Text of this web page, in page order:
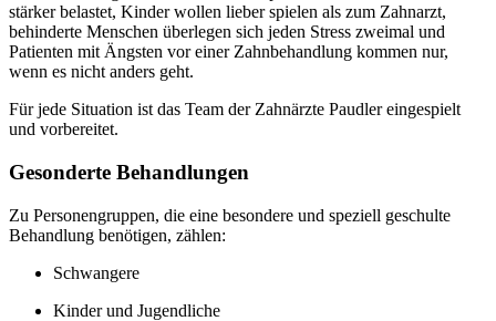
stärker belastet, Kinder wollen lieber spielen als zum Zahnarzt,
behinderte Menschen überlegen sich jeden Stress zweimal und
Patienten mit Ängsten vor einer Zahnbehandlung kommen nur,
wenn es nicht anders geht.
Für jede Situation ist das Team der Zahnärzte Paudler eingespielt
und vorbereitet.
Gesonderte Behandlungen
Zu Personengruppen, die eine besondere und speziell geschulte
Behandlung benötigen, zählen:
Schwangere
Kinder und Jugendliche